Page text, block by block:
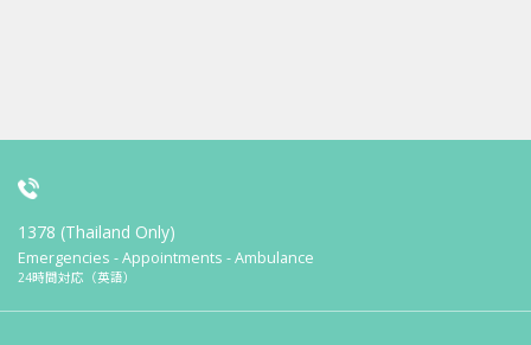
1378 (Thailand Only)
Emergencies - Appointments - Ambulance
24時間対応（英語）